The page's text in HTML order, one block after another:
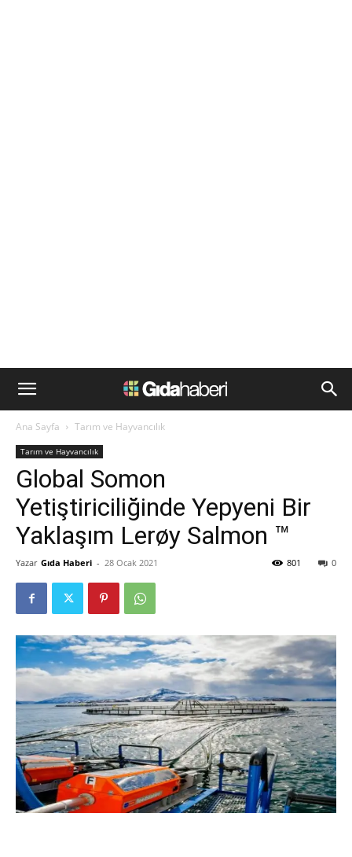
Ana Sayfa Tarım ve Hayvancılık
Tarım ve Hayvancılık
Global Somon
Yetiştiriciliğinde Yepyeni Bir
Yaklaşım Lerøy Salmon ™
Yazar Gıda Haberi - 28 Ocak 2021 0
801